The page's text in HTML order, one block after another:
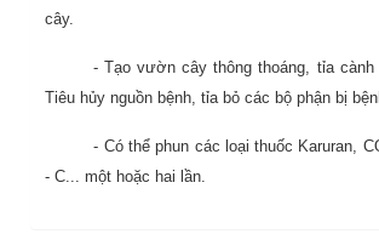
cây.
- Tạo vườn cây thông thoáng, tỉa
Tiêu hủy nguồn bệnh, tỉa bỏ các bộ phận bị
- Có thể phun các loại thuốc Karuran,
- C... một hoặc hai lần.